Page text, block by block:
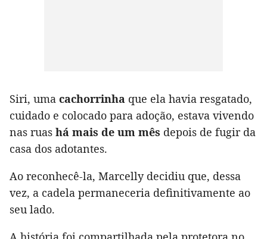
Siri, uma cachorrinha que ela havia resgatado,
cuidado e colocado para adoção, estava vivendo
nas ruas há mais de um mês depois de fugir da
casa dos adotantes.
Ao reconhecê-la, Marcelly decidiu que, dessa
vez, a cadela permaneceria definitivamente ao
seu lado.